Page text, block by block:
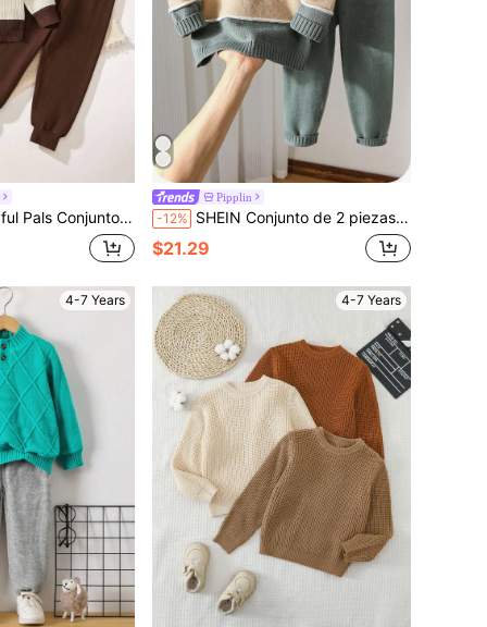
retro para niños pequeños - Elegante, cómodo, adecuado para otoño/invierno
Pipplin
-12% SHEIN Conjunto de 2 piezas para niños pequeños, suéter casual holgado a rayas con cuello redondo y pantalones con dobladillo acanalado, estilo universitario, ropa de invierno para la vuelta al colegio
$21.29
4-7 Years 4-7 Years